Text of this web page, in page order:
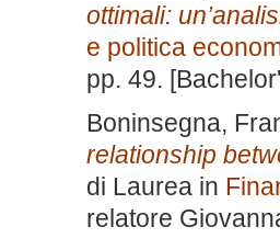
ottimali:
e politica
pp. 49.
Boninsegna,
relationship
di Laurea in
relatore